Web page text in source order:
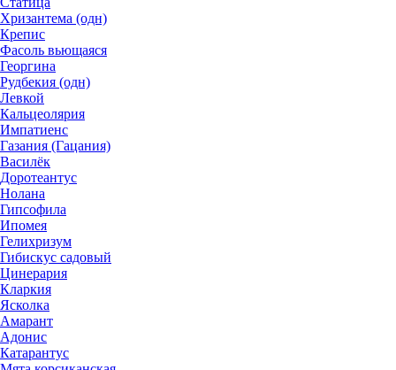
Хризантема (одн)
Крепис
Фасоль вьющаяся
Георгина
Рудбекия (одн)
Левкой
Кальцеолярия
Импатиенс
Газания (Гацания)
Василёк
Доротеантус
Нолана
Гипсофила
Ипомея
Гелихризум
Гибискус садовый
Цинерария
Кларкия
Ясколка
Амарант
Адонис
Катарантус